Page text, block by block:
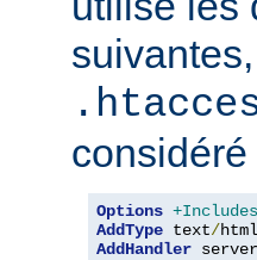
considéré
Options +Includes
AddType text/
AddHandler